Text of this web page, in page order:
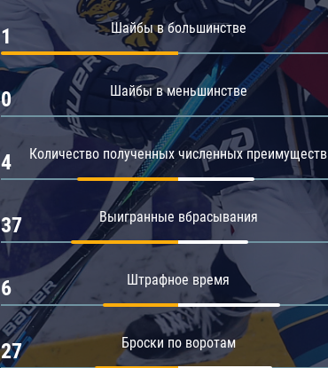
Салават Юлаев
Сибирь
Шайбы в большинстве
1
Шайбы в меньшинстве
0
Количество полученных численных преимуществ
4
Выигранные вбрасывания
37
Штрафное время
6
Броски по воротам
27